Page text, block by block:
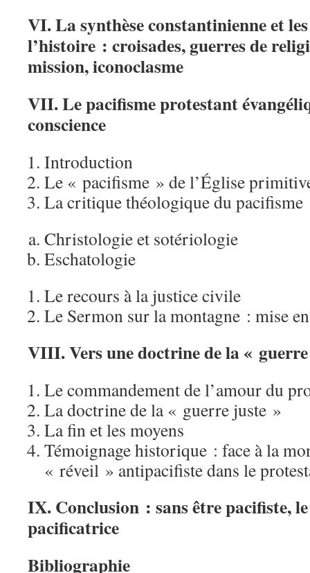
VI. La synthèse constantinienne et
l’histoire : croisades, guerres de
mission, iconoclasme
VII. Le pacifisme protestant
conscience
Introduction
Le « pacifisme » de l’Église
La critique théologique du pacifisme
Christologie et sotériologie
Eschatologie
Le recours à la justice civile
Le Sermon sur la montagne : mise
VIII. Vers une doctrine de la «
Le commandement de l’amour du
La doctrine de la « guerre juste »
La fin et les moyens
Témoignage historique : face à la
« réveil » antipacifiste dans le
IX. Conclusion : sans être pacifiste,
pacificatrice
Bibliographie